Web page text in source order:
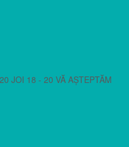
JOI 18 - 20 VĂ AȘTEPTĂM